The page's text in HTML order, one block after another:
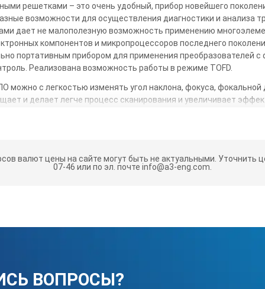
решетками – это очень удобный, прибор новейшего
возможности для осуществления диагностики и анализа
дает не малополезную возможность применению
компонентов и микропроцессоров последнего
портативным прибором для применения преобразователей
Реализована возможность работы в режиме TOFD.
можно с легкостью изменять угол наклона, фокуса, фокальной
и делает легче процесс сканирования и увеличивает
из разных видов сталей, которые содержат марганец
диагностика эксплуатируемых труб состоящих из металов и
валют цены на сайте могут быть не актуальными. Уточнить
07-46 или по эл. почте info@a3-eng.com.
ВОПРОСЫ?